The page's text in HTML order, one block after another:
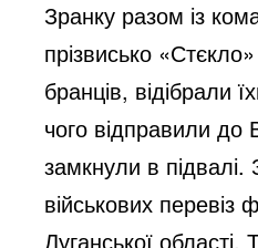
Зранку разом із
прізвисько
бранців, відібрали
чого відправили до
замкнули в підвалі.
військових перевіз
Луганської